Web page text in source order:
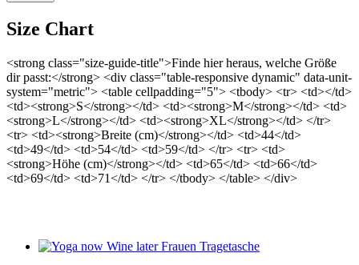
Size Chart
<strong class="size-guide-title">Finde hier heraus, welche Größe
dir passt:</strong> <div class="table-responsive dynamic" data-unit-
system="metric"> <table cellpadding="5"> <tbody> <tr> <td></td>
<td><strong>S</strong></td> <td><strong>M</strong></td> <td>
<strong>L</strong></td> <td><strong>XL</strong></td> </tr>
<tr> <td><strong>Breite (cm)</strong></td> <td>44</td>
<td>49</td> <td>54</td> <td>59</td> </tr> <tr> <td>
<strong>Höhe (cm)</strong></td> <td>65</td> <td>66</td>
<td>69</td> <td>71</td> </tr> </tbody> </table> </div>